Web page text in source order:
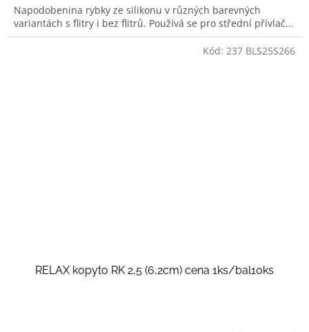
Napodobenina rybky ze silikonu v různých barevných
variantách s flitry i bez flitrů. Používá se pro střední přívlač...
RELAX kopyto RK 2,5 (6,2cm) cena 1ks/bal10ks
Kód: 237 BLS25S266